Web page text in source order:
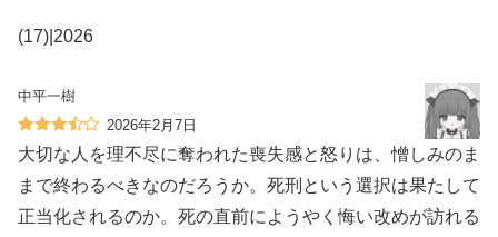
(17)|2026
中平一樹
2026年2月7日
大切な人を理不尽に奪われた喪失感と怒りは、憎しみのま
まで終わるべきなのだろうか。死刑という選択は果たして
正当化されるのか。死の直前にようやく悔い改めが訪れる